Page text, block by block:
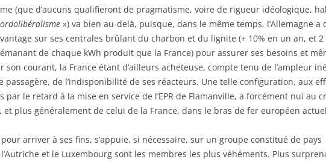
(que d’aucuns qualifieront de pragmatisme, voire de rigueur idéologique,
ordolibéralisme ») va bien au-delà, puisque, dans le même temps, l’Allemagne a
sur ses centrales brûlant du charbon et du lignite (+ 10% en un an, et 2
de chaque kWh produit que la France) pour assurer ses besoins et
son courant, la France étant d’ailleurs acheteuse, compte tenu de l’ampleur
passagère, de l’indisponibilité de ses réacteurs. Une telle configuration, aux
par le retard à la mise en service de l’EPR de Flamanville, a forcément nui au
et plus généralement de celui de la France, dans le bras de fer européen
pour arriver à ses fins, s’appuie, si nécessaire, sur un groupe constitué de pays
et le Luxembourg sont les membres les plus véhéments. Plus